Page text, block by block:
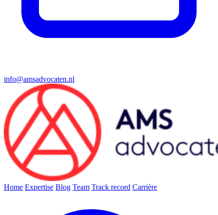
info@amsadvocaten.nl
Home Expertise Blog Team Track record Carrière